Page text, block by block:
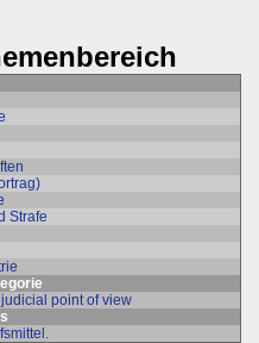
Strafe
point of view